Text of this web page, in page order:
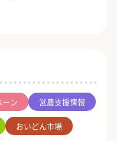
ーン 営農支援情報
おいどん市場